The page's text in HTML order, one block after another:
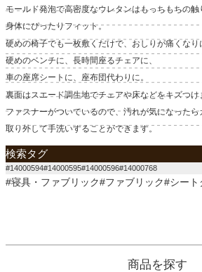
モールド発泡で高密度なウレタンはもっちもちの触
身体にぴったりフィット。
硬めの椅子でも一枚敷くだけで、おしりが痛くなり
硬めのベンチに、長時間座るチェアに、
車の座席シートに、座布団代わりに。
裏面はスエード調生地でチェアや床などをキズつけ
ファスナーがついているので、汚れが気になったら
取り外して手洗いすることができます。
検索タグ
#14000594#14000595#14000596#14000768
#寝具・ファブリック#ファブリック#シート
商品を探す